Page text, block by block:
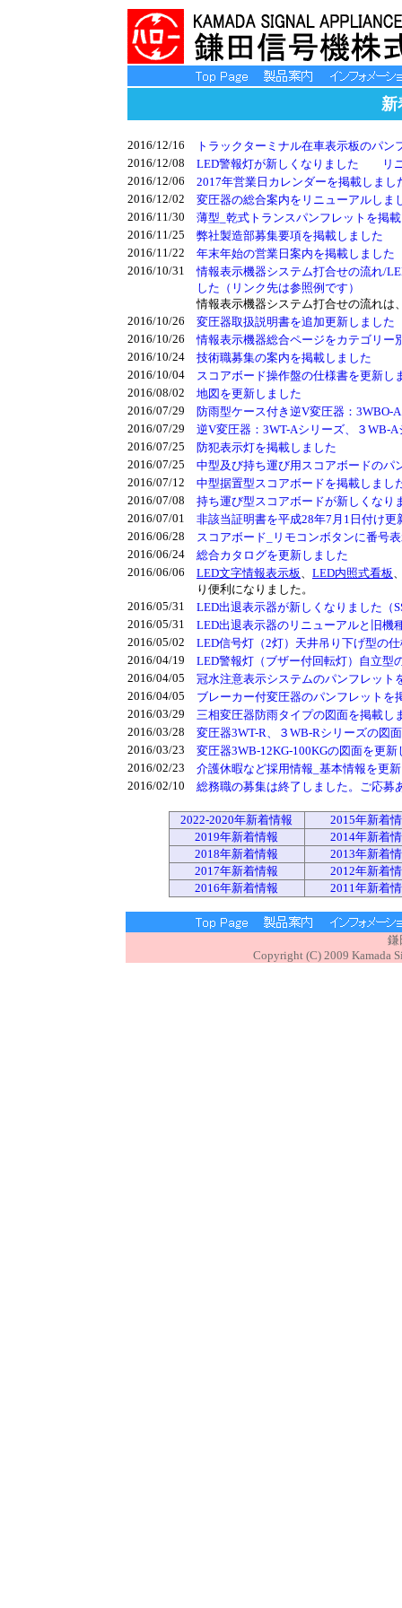
新
2016/12/16
トラックターミナル在車表示板のパン
2016/12/08
LED警報灯が新しくなりました
リ
2016/12/06
2017年営業日カレンダーを掲載しまし
2016/12/02
変圧器の総合案内をリニューアルしま
2016/11/30
薄型_乾式トランスパンフレットを掲
2016/11/25
弊社製造部募集要項を掲載しました
2016/11/22
年末年始の営業日案内を掲載しました
2016/10/31
情報表示機器システム打合せの流れ/
した（リンク先は参照例です）
情報表示機器システム打合せの流れは
2016/10/26
変圧器取扱説明書を追加更新しました
2016/10/26
情報表示機器総合ページをカテゴリー
2016/10/24
技術職募集の案内を掲載しました
2016/10/04
スコアボード操作盤の仕様書を更新し
2016/08/02
地図を更新しました
2016/07/29
防雨型ケース付き逆V変圧器：3WBO-
2016/07/29
逆V変圧器：3WT-Aシリーズ、３WB-
2016/07/25
防犯表示灯を掲載しました
2016/07/25
中型及び持ち運び用スコアボードのパ
2016/07/12
中型据置型スコアボードを掲載しまし
2016/07/08
持ち運び型スコアボードが新しくなり
2016/07/01
非該当証明書を平成28年7月1日付け更
2016/06/28
スコアボード_リモコンボタンに番号
2016/06/24
総合カタログを更新しました
2016/06/06
LED文字情報表示板、 LED内照式看板
り便利になりました。
2016/05/31
LED出退表示器が新しくなりました（
2016/05/31
LED出退表示器のリニューアルと旧機
2016/05/02
LED信号灯（2灯）天井吊り下げ型の
2016/04/19
LED警報灯（ブザー付回転灯）自立型
2016/04/05
冠水注意表示システムのパンフレット
2016/04/05
ブレーカー付変圧器のパンフレットを
2016/03/29
三相変圧器防雨タイプの図面を掲載し
2016/03/28
変圧器3WT-R、３WB-Rシリーズの図
2016/03/23
変圧器3WB-12KG-100KGの図面を更新
2016/02/23
介護休暇など採用情報_基本情報を更
2016/02/10
総務職の募集は終了しました。ご応募
2022-2020年新着情報
2015年新着
2019年新着情報
2014年新着
2018年新着情報
2013年新着
2017年新着情報
2012年新着
2016年新着情報
2011年新着
鎌
Copyright (C) 2009 Kamada